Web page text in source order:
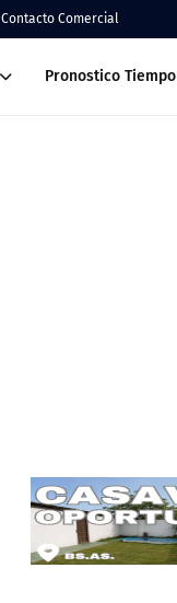
Contacto Comercial
Pronostico Tiempo